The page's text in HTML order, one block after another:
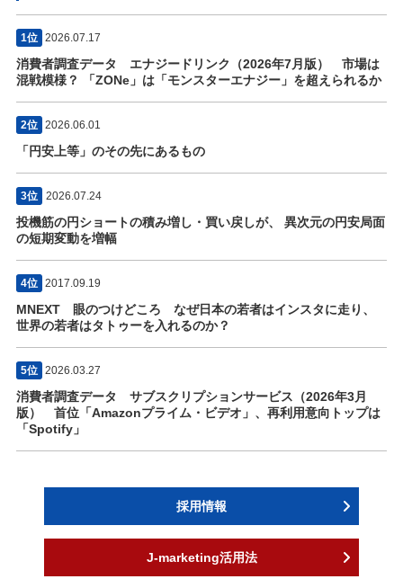
1位 2026.07.17
消費者調査データ エナジードリンク（2026年7月版） 市場は
混戦模様？ 「ZONe」は「モンスターエナジー」を超えられるか
2位 2026.06.01
「円安上等」のその先にあるもの
3位 2026.07.24
投機筋の円ショートの積み増し・買い戻しが、 異次元の円安局面
の短期変動を増幅
4位 2017.09.19
MNEXT 眼のつけどころ なぜ日本の若者はインスタに走り、
世界の若者はタトゥーを入れるのか？
5位 2026.03.27
消費者調査データ サブスクリプションサービス（2026年3月
版） 首位「Amazonプライム・ビデオ」、再利用意向トップは
「Spotify」
採用情報
J-marketing活用法